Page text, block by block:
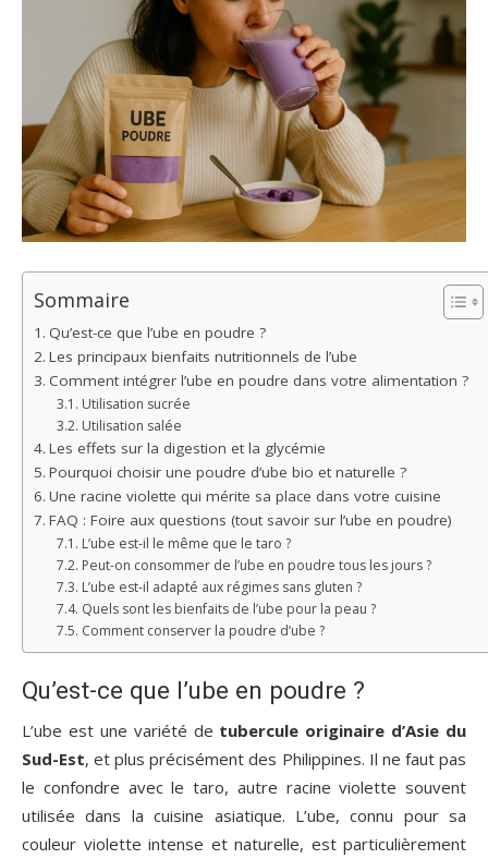
Sommaire
Qu’est-ce que l’ube en poudre ?
Les principaux bienfaits nutritionnels de l’ube
Comment intégrer l’ube en poudre dans votre alimentation ?
Utilisation sucrée
Utilisation salée
Les effets sur la digestion et la glycémie
Pourquoi choisir une poudre d’ube bio et naturelle ?
Une racine violette qui mérite sa place dans votre cuisine
FAQ : Foire aux questions (tout savoir sur l’ube en poudre)
L’ube est-il le même que le taro ?
Peut-on consommer de l’ube en poudre tous les jours ?
L’ube est-il adapté aux régimes sans gluten ?
Quels sont les bienfaits de l’ube pour la peau ?
Comment conserver la poudre d’ube ?
Qu’est-ce que l’ube en poudre ?
L’ube est une variété de tubercule originaire d’Asie du
Sud-Est, et plus précisément des Philippines. Il ne faut pas
le confondre avec le taro, autre racine violette souvent
utilisée dans la cuisine asiatique. L’ube, connu pour sa
couleur violette intense et naturelle, est particulièrement